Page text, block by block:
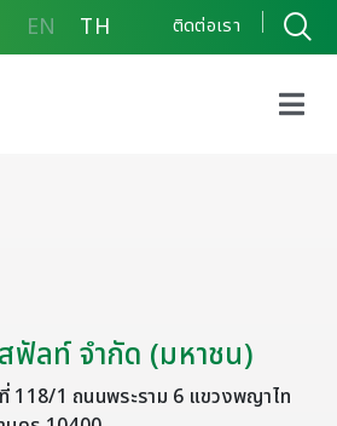
EN TH ติดต่อเรา
ฟัลท์ จำกัด (มหาชน)
118/1 ถนนพระราม 6 แขวงพญาไท